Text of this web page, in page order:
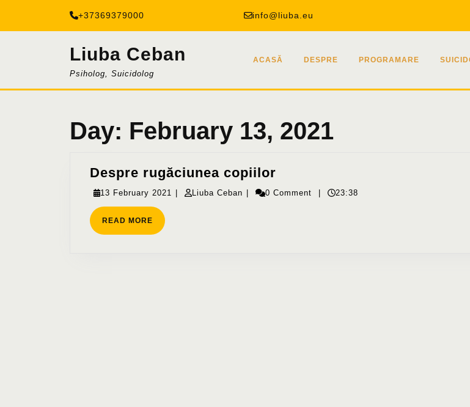
content
+37369379000 info@liuba.eu
Liuba Ceban
Psiholog, Suicidolog
ACASĂ DESPRE PROGRAMARE
Day: February 13, 2021
Despre rugăciunea copiilor
rugăciunea
13 February 2021 13
Liuba Ceban Liuba0 Comment 23:38
READ MORE READ
MORE